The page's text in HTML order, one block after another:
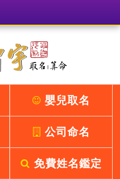
嬰兒取名
公司命名
免費姓名鑑定